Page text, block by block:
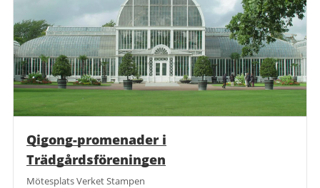
Qigong-promenader i
Trädgårdsföreningen
Mötesplats Verket Stampen